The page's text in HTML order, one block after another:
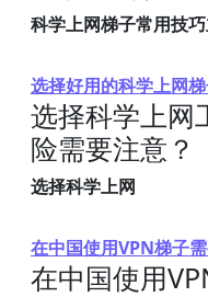
科学上网梯子常用技
选择好用的科学上网
选择科学上网
险需要注意？
选择科学上网
在中国使用VPN梯子
在中国使用